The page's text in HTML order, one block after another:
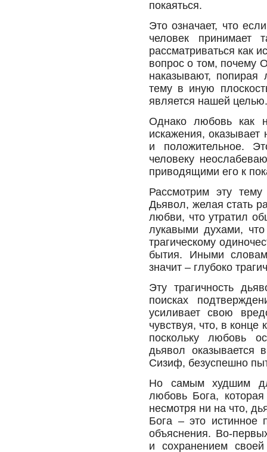
покаяться.
Это означает, что
человек принимает
рассматриваться как
вопрос о том, почему
наказывают, попирая
тему в иную
является нашей целью.
Однако любовь как
искажения, оказывает
и положительное.
человеку
приводящими его к
Рассмотрим эту
Дьявол, желая стать
любви, что утратил
лукавыми духами,
трагическому
бытия. Иными
значит – глубоко
Эту трагичность
поисках
усиливает свою
чувствуя, что, в
поскольку любовь
дьявол оказывается
Сизиф, безуспешно
Но самым худшим
любовь Бога, которая
несмотря ни на что,
Бога – это истинное
объяснения. Во-
и сохранением